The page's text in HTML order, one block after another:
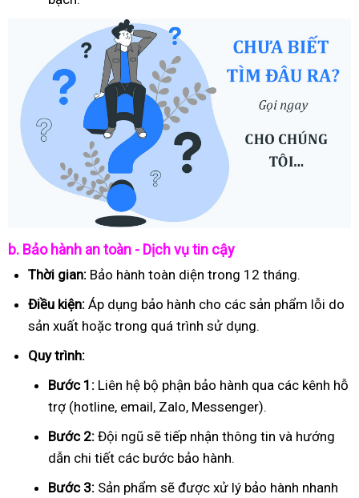
b. Bảo hành an toàn - Dịch vụ tin cậy
Thời gian: Bảo hành toàn diện trong 12 tháng.
Điều kiện: Áp dụng bảo hành cho các sản phẩm lỗi do
sản xuất hoặc trong quá trình sử dụng.
Quy trình:
Bước 1: Liên hệ bộ phận bảo hành qua các kênh hỗ
trợ (hotline, email, Zalo, Messenger).
Bước 2: Đội ngũ sẽ tiếp nhận thông tin và hướng
dẫn chi tiết các bước bảo hành.
Bước 3: Sản phẩm sẽ được xử lý bảo hành nhanh